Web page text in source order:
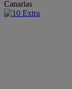
Canarias